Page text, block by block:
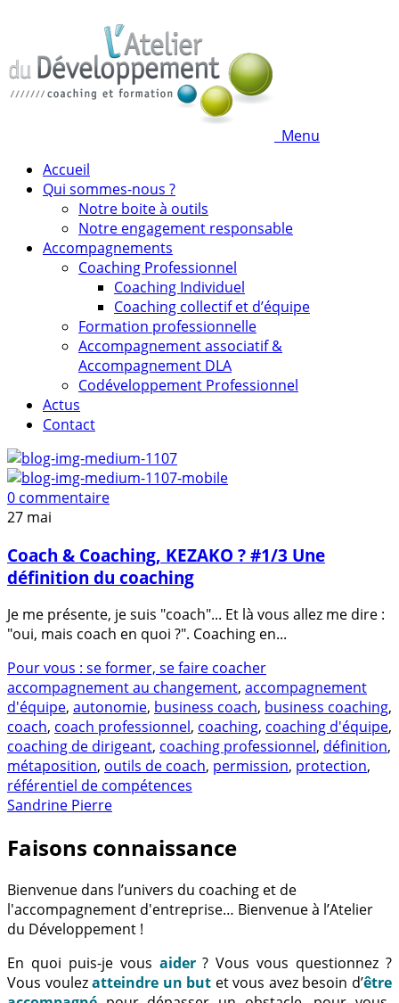
Menu
Accueil
Qui sommes-nous ?
Notre boite à outils
Notre engagement responsable
Accompagnements
Coaching Professionnel
Coaching Individuel
Coaching collectif et d’équipe
Formation professionnelle
Accompagnement associatif &
Accompagnement DLA
Codéveloppement Professionnel
Actus
Contact
0 commentaire
27 mai
Coach & Coaching, KEZAKO ? #1/3 Une
définition du coaching
Je me présente, je suis "coach"... Et là vous allez me dire :
"oui, mais coach en quoi ?". Coaching en...
Pour vous : se former, se faire coacher
accompagnement au changement, accompagnement
d'équipe, autonomie, business coach, business coaching,
coach, coach professionnel, coaching, coaching d'équipe,
coaching de dirigeant, coaching professionnel, définition,
métaposition, outils de coach, permission, protection,
référentiel de compétences
Sandrine Pierre
Faisons connaissance
Bienvenue dans l’univers du coaching et de
l'accompagnement d'entreprise… Bienvenue à l’Atelier
du Développement !
En quoi puis-je vous aider? Vous vous questionnez ?
Vous voulezatteindre un but et vous avez besoin d’être